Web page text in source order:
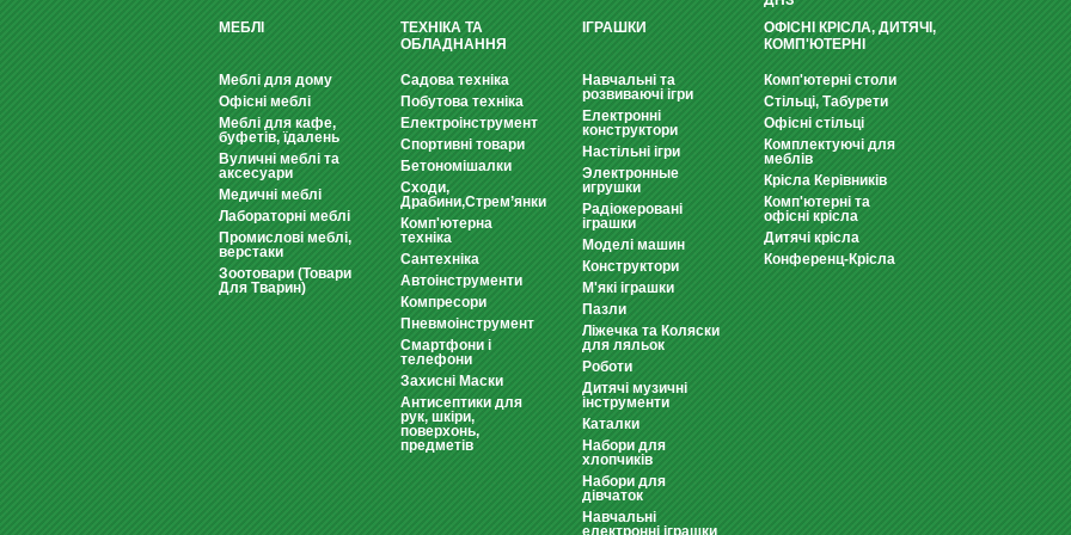
МЕБЛІ
Меблі для дому
Офісні меблі
Меблі для кафе,
буфетів, їдалень
Вуличні меблі та
аксесуари
Медичні меблі
Лабораторні меблі
Промислові меблі,
верстаки
Зоотовари (Товари
Для Тварин)
ТЕХНІКА ТА
ОБЛАДНАННЯ
Садова техніка
Побутова техніка
Електроінструмент
Спортивні товари
Бетономішалки
Сходи,
Драбини,Стрем’янки
Комп'ютерна
техніка
Сантехніка
Автоінструменти
Компресори
Пневмоінструмент
Смартфони і
телефони
Захисні Маски
Антисептики для
рук, шкіри,
поверхонь,
предметів
ІГРАШКИ
Навчальні та
розвиваючі ігри
Електронні
конструктори
Настільні ігри
Электронные
игрушки
Радіокеровані
іграшки
Моделі машин
Конструктори
М'які іграшки
Пазли
Ліжечка та Коляски
для ляльок
Роботи
Дитячі музичні
інструменти
Каталки
Набори для
хлопчиків
Набори для
дівчаток
Навчальні
електронні іграшки
ОФІСНІ КРІСЛА, ДИТЯЧІ,
КОМП'ЮТЕРНІ
Комп'ютерні столи
Стільці, Табурети
Офісні стільці
Комплектуючі для
меблів
Крісла Керівників
Комп'ютерні та
офісні крісла
Дитячі крісла
Конференц-Крісла